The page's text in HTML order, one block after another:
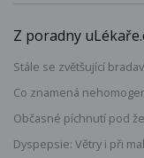
Z poradny
Stále se zvětšující
Co znamená
Občasné píchnutí pod
Dyspepsie: Větry i při